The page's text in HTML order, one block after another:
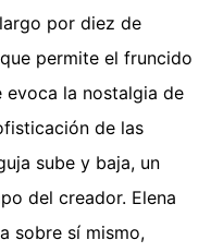
por diez de
permite el fruncido
evoca la nostalgia de
de las
sube y baja, un
del creador. Elena
sobre sí mismo,